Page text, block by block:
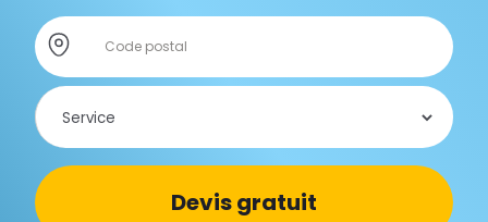
Store locator global - Autocompletion
Rechercher